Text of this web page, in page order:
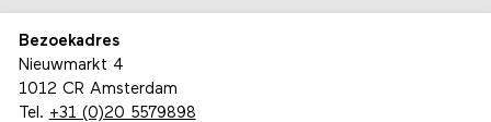
Bezoekadres
Nieuwmarkt 4
1012 CR Amsterdam
Tel. +31 (0)20 5579898